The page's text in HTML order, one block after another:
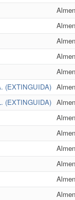
(EXTINGUIDA)
(EXTINGUIDA)